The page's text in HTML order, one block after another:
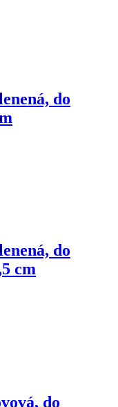
do
do
cm
do